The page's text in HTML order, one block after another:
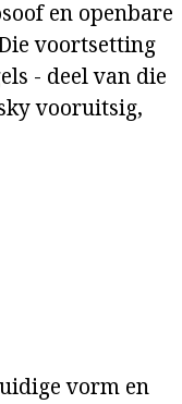
en openbare
voortsetting
- deel van die
vooruitsig,
vorm en